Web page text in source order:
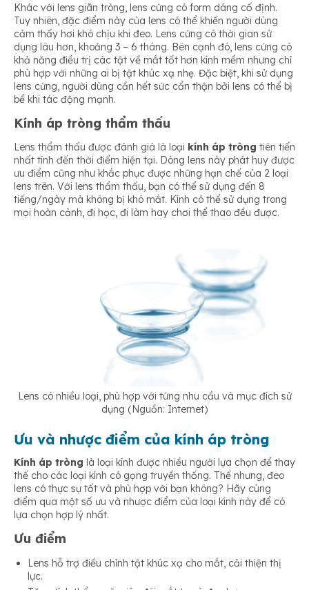
Khác với lens giãn tròng, lens cứng có form dáng cố định.
Tuy nhiên, đặc điểm này của lens có thể khiến người dùng
cảm thấy hơi khó chịu khi đeo. Lens cứng có thời gian sử
dụng lâu hơn, khoảng 3 – 6 tháng. Bên cạnh đó, lens cứng có
khả năng điều trị các tật về mắt tốt hơn kính mềm nhưng chỉ
phù hợp với những ai bị tật khúc xạ nhẹ. Đặc biệt, khi sử dụng
lens cứng, người dùng cần hết sức cẩn thận bởi lens có thể bị
bể khi tác động mạnh.
Kính áp tròng thẩm thấu
Lens thẩm thấu được đánh giá là loại kính áp tròng tiên tiến
nhất tính đến thời điểm hiện tại. Dòng lens này phát huy được
ưu điểm cũng như khắc phục được những hạn chế của 2 loại
lens trên. Với lens thẩm thấu, bạn có thể sử dụng đến 8
tiếng/ngày mà không bị khô mắt. Kính có thể sử dụng trong
mọi hoàn cảnh, đi học, đi làm hay chơi thể thao đều được.
Lens có nhiều loại, phù hợp với từng nhu cầu và mục đích sử
dụng (Nguồn: Internet)
Ưu và nhược điểm của kính áp tròng
Kính áp tròng là loại kính được nhiều người lựa chọn để thay
thế cho các loại kính có gọng truyền thống. Thế nhưng, đeo
lens có thực sự tốt và phù hợp với bạn không? Hãy cùng
điểm qua một số ưu và nhược điểm của loại kính này để có
lựa chọn hợp lý nhất.
Ưu điểm
Lens hỗ trợ điều chỉnh tật khúc xạ cho mắt, cải thiện thị
lực.